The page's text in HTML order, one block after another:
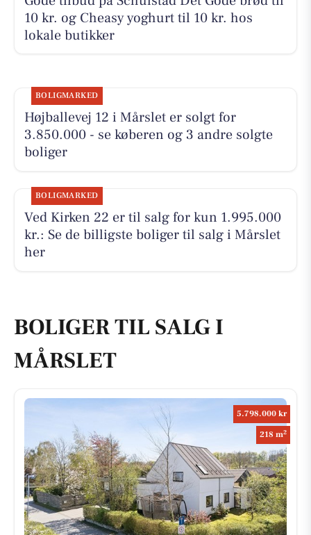
10 kr. og Cheasy yoghurt til 10 kr. hos
lokale butikker
BOLIGMARKED
Højballevej 12 i Mårslet er solgt for
3.850.000 - se køberen og 3 andre solgte
boliger
BOLIGMARKED
Ved Kirken 22 er til salg for kun 1.995.000
kr.: Se de billigste boliger til salg i Mårslet
her
BOLIGER TIL SALG I
MÅRSLET
5.798.000 kr
218 m2